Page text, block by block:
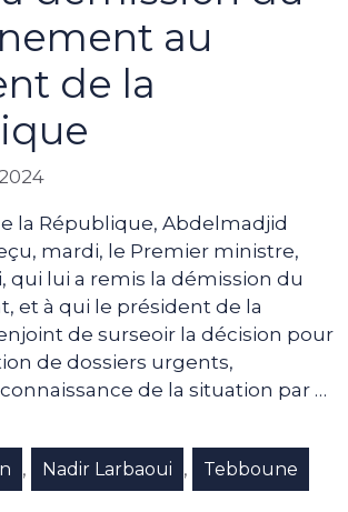
au
de la
la République, Abdelmadjid
mardi, le Premier ministre,
qui lui a remis la démission du
et à qui le président de la
de surseoir la décision pour
de dossiers urgents,
de la situation par …
, Nadir Larbaoui , Tebboune